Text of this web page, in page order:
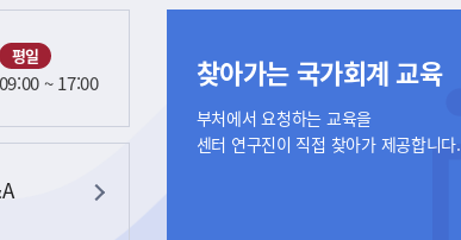
평일
09:00 ~ 17:00 찾아가는 국가회계 교육
부처에서 요청하는 교육을
센터 연구진이 직접 찾아가 제공합니다.